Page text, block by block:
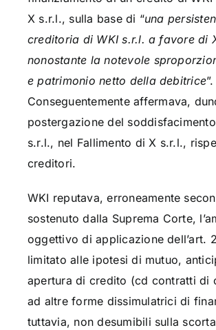
X s.r.l., sulla base di “una
creditoria di WKI s.r.l. a favore di
nonostante la notevole
e patrimonio netto della debitrice”.
Conseguentemente affermava,
postergazione del
s.r.l., nel Fallimento di X s.r.l.,
creditori.
WKI reputava, erroneamente
sostenuto dalla Suprema Corte,
oggettivo di applicazione dell’art.
limitato alle ipotesi di mutuo,
apertura di credito (cd contratti di
ad altre forme dissimulatrici di
tuttavia, non desumibili sulla